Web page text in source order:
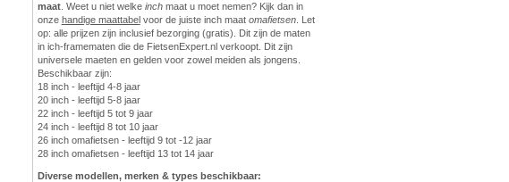
maat. Weet u niet welke inchmaat u moet nemen? Kijk dan in
onze handige maattabelvoor de juiste inch maat omafietsen. Let
op: alle prijzen zijn inclusief bezorging (gratis). Dit zijn de maten
in ich-framematen die de FietsenExpert.nl verkoopt. Dit zijn
universele maeten en gelden voor zowel meiden als jongens.
Beschikbaar zijn:
18 inch - leeftijd 4-8 jaar
20 inch - leeftijd 5-8 jaar
22 inch - leeftijd 5 tot 9 jaar
24 inch - leeftijd 8 tot 10 jaar
26 inch omafietsen - leeftijd 9 tot -12 jaar
28 inch omafietsen - leeftijd 13 tot 14 jaar
Diverse modellen, merken & types beschikbaar: